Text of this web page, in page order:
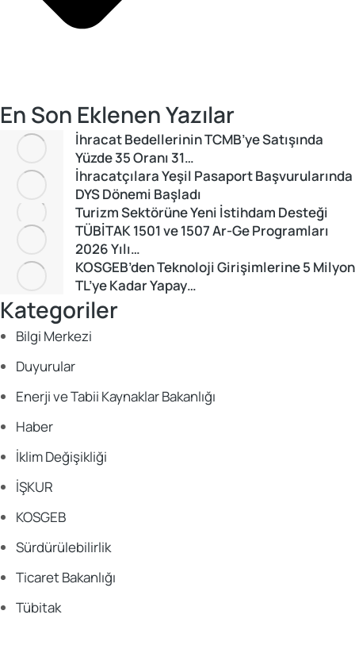
En Son Eklenen Yazılar
İhracat Bedellerinin TCMB’ye Satışında
Yüzde 35 Oranı 31…
İhracatçılara Yeşil Pasaport Başvurularında
DYS Dönemi Başladı
Turizm Sektörüne Yeni İstihdam Desteği
TÜBİTAK 1501 ve 1507 Ar-Ge Programları
2026 Yılı…
KOSGEB’den Teknoloji Girişimlerine 5 Milyon
TL’ye Kadar Yapay…
Kategoriler
Bilgi Merkezi
Duyurular
Enerji ve Tabii Kaynaklar Bakanlığı
Haber
İklim Değişikliği
İŞKUR
KOSGEB
Sürdürülebilirlik
Ticaret Bakanlığı
Tübitak